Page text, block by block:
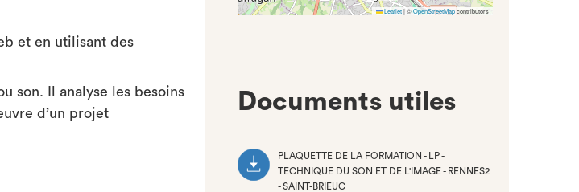
et en utilisant des
son. Il analyse les besoins
d’un projet
Leaflet|©OpenStreetMapcontributors
Documents utiles
PLAQUETTE DE LA FORMATION - LP -
TECHNIQUE DU SON ET DE L'IMAGE - RENNES2
- SAINT-BRIEUC